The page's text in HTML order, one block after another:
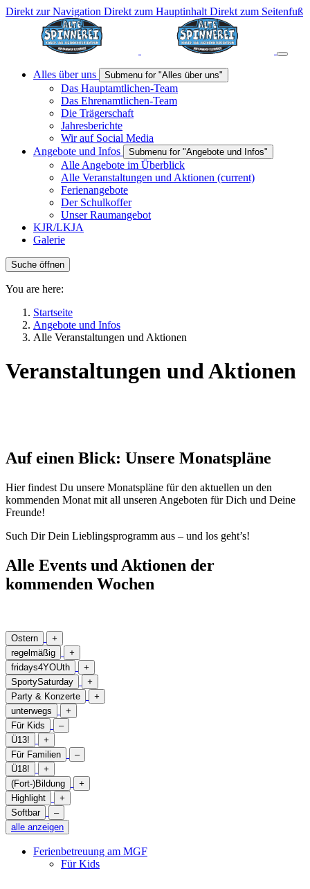
Direkt zur Navigation Direkt zum Hauptinhalt Direkt zum Seitenfuß
Alles über uns Submenu for "Alles über uns"
Das Hauptamtlichen-Team
Das Ehrenamtlichen-Team
Die Trägerschaft
Jahresberichte
Wir auf Social Media
Angebote und Infos
Submenu for "Angebote und Infos"
Alle Angebote im Überblick
Alle Veranstaltungen und Aktionen (current)
Ferienangebote
Der Schulkoffer
Unser Raumangebot
KJR/LKJA
Galerie
Suche öffnen
You are here:
Startseite
Angebote und Infos
Alle Veranstaltungen und Aktionen
Veranstaltungen und Aktionen
Auf einen Blick: Unsere Monatspläne
Hier findest Du unsere Monatspläne für den aktuellen un den
kommenden Monat mit all unseren Angeboten für Dich und Deine
Freunde!
Such Dir Dein Lieblingsprogramm aus – und los geht’s!
Alle Events und Aktionen der
kommenden Wochen
Ostern
+
regelmäßig
+
fridays4YOUth
+
SportySaturday
+
Party & Konzerte
+
unterwegs
+
Für Kids
–
Ü13!
+
Für Familien
–
Ü18!
+
(Fort-)Bildung
+
Highlight
+
Softbar
–
alle anzeigen
Ferienbetreuung am MGF
Für Kids